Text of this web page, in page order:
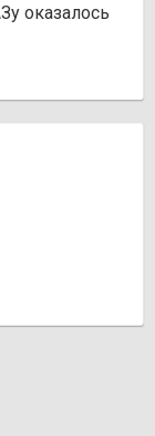
оказалось